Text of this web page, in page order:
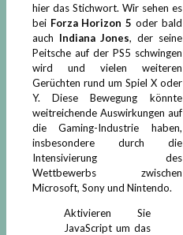
hier das Stichwort. Wir sehen es
bei Forza Horizon 5 oder bald
auch Indiana Jones, der seine
Peitsche auf der PS5 schwingen
wird und vielen weiteren
Gerüchten rund um Spiel X oder
Y. Diese Bewegung könnte
weitreichende Auswirkungen auf
die Gaming-Industrie haben,
insbesondere durch die
Intensivierung des
Wettbewerbs zwischen
Microsoft, Sony und Nintendo.
Aktivieren Sie
JavaScript um das